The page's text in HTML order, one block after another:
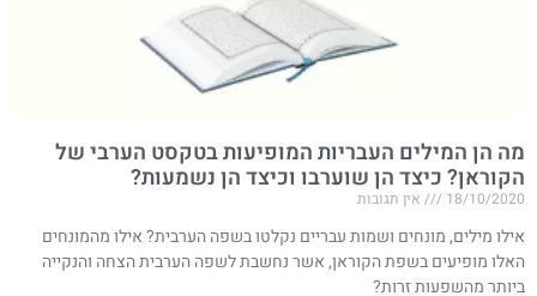
מה הן המילים העבריות המופיעות בטקסט הערבי של
הקוראן? כיצד הן שוערבו וכיצד הן נשמעות?
18/10/2020 אין תגובות
אילו מילים, מונחים ושמות עבריים נקלטו בשפה הערבית? אילו מהמונחים
האלו מופיעים בשפת הקוראן, אשר נחשבת לשפה הערבית הצחה והנקייה
ביותר מהשפעות זרות?